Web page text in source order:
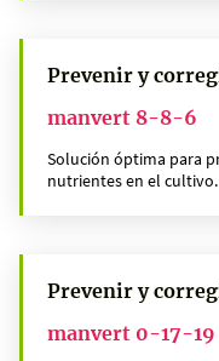
Prevenir y
manvert 8-8-6
Solución óptima para
nutrientes en el cultivo.
Prevenir y
manvert 0-17-19